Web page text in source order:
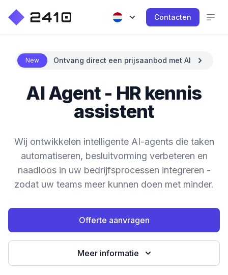
Contacten
New Ontvang direct een prijsaanbod met AI
AI Agent - HR kennis
assistent
Wij ontwikkelen intelligente AI-agents die taken
automatiseren, besluitvorming verbeteren en
naadloos in uw bedrijfsprocessen integreren -
zodat uw teams meer kunnen doen met minder.
Offerte aanvragen
Meer informatie